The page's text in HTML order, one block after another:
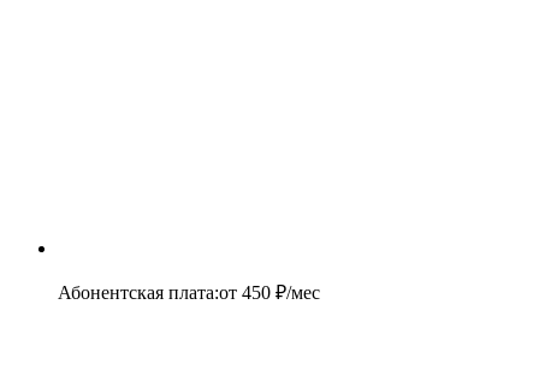
Абонентская плата:от 450 ₽/мес